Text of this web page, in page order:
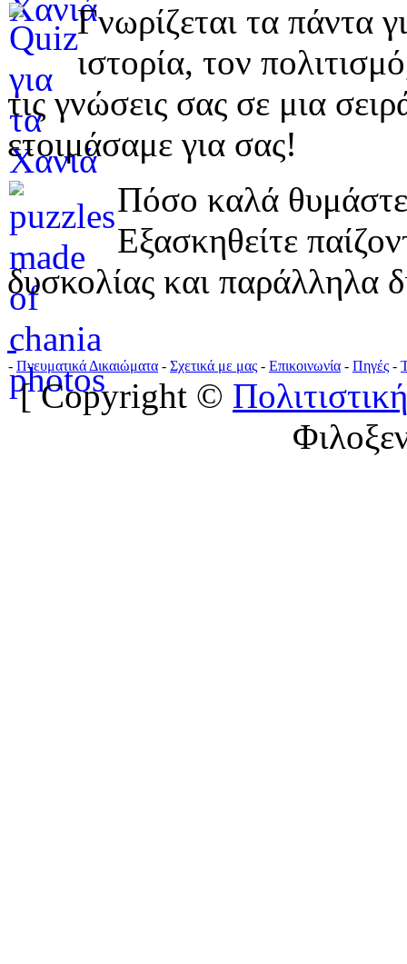
Γνωρίζεται τα πάντα
ιστορία, τον
τις γνώσεις σας σε μια
ετοιμάσαμε για σας!
Πόσο καλά
Εξασκηθείτε
δυσκολίας και παράλληλα
- Πνευματικά Δικαιώματα - Σχετικά με μας - Επικοινωνία - Πηγές -
[ Copyright ©